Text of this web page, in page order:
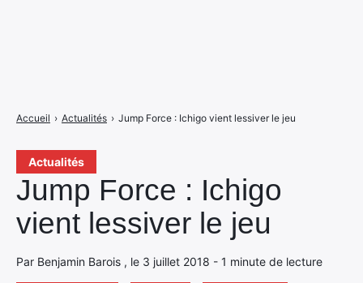
Actualités
Jump Force : Ichigo
vient lessiver le jeu
Par Benjamin Barois , le 3 juillet 2018 - 1 minute de lecture
Accueil › Actualités › Jump Force : Ichigo vient lessiver le jeu